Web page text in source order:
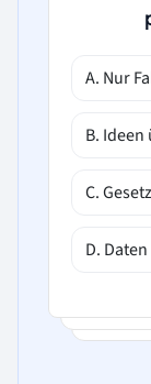
A. Nur
B.
C.
D.